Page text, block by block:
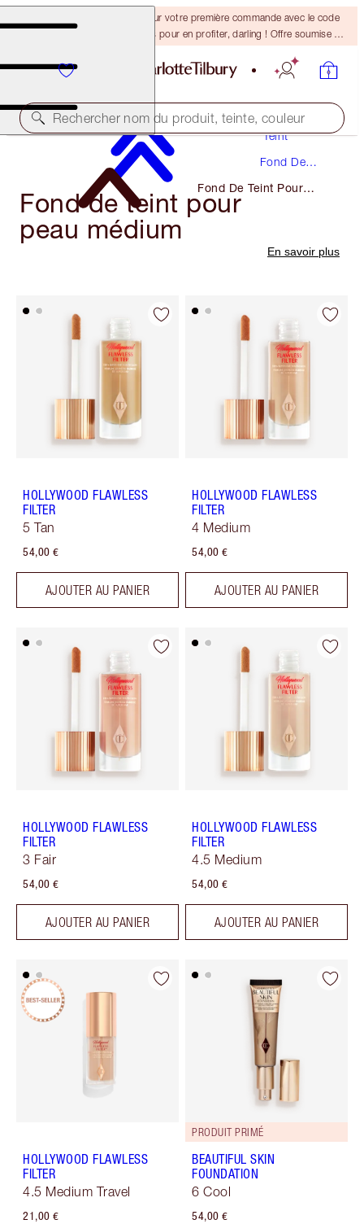
-15 % + la livraison gratuite sur votre première commande avec le code
DARLING15. Connectez-vous pour en profiter, darling ! Offre soumise à
Rechercher nom du produit, teinte, couleur
Teint
Fond De
Fond De Teint Pour
Peau Médium
Fond de teint pour
peau médium
En savoir plus
HOLLYWOOD FLAWLESS
FILTER
5 Tan
54,00 €
AJOUTER AU PANIER
HOLLYWOOD FLAWLESS
FILTER
4 Medium
54,00 €
AJOUTER AU PANIER
HOLLYWOOD FLAWLESS
FILTER
3 Fair
54,00 €
AJOUTER AU PANIER
HOLLYWOOD FLAWLESS
FILTER
4.5 Medium
54,00 €
AJOUTER AU PANIER
HOLLYWOOD FLAWLESS
FILTER
4.5 Medium Travel
21,00 €
PRODUIT PRIMÉ
BEAUTIFUL SKIN
FOUNDATION
6 Cool
54,00 €